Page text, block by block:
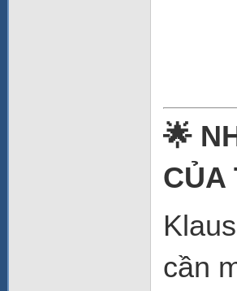
🌟
CỦA
cần